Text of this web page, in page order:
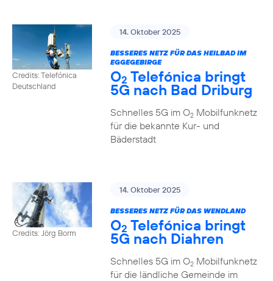
Credits: Telefónica
Deutschland
14. Oktober 2025
BESSERES NETZ FÜR DAS HEILBAD IM
EGGEGEBIRGE
O2 Telefónica bringt
5G nach Bad Driburg
Schnelles 5G im O2Mobilfunknetz
für die bekannte Kur- und
Bäderstadt
Credits: Jörg Borm
14. Oktober 2025
BESSERES NETZ FÜR DAS WENDLAND
O2 Telefónica bringt
5G nach Diahren
Schnelles 5G im O2Mobilfunknetz
für die ländliche Gemeinde im